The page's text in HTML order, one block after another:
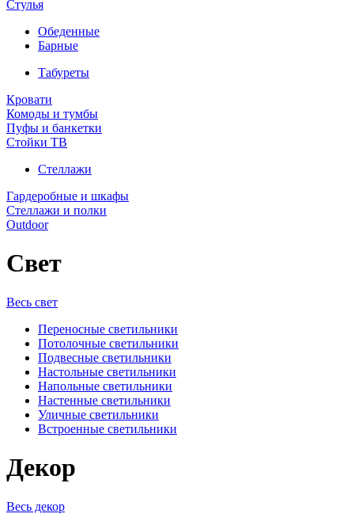
Стулья
Обеденные
Барные
Табуреты
Кровати
Комоды и тумбы
Пуфы и банкетки
Стойки ТВ
Стеллажи
Гардеробные и шкафы
Стеллажи и полки
Outdoor
Свет
Весь свет
Переносные светильники
Потолочные светильники
Подвесные светильники
Настольные светильники
Напольные светильники
Настенные светильники
Уличные светильники
Встроенные светильники
Декор
Весь декор